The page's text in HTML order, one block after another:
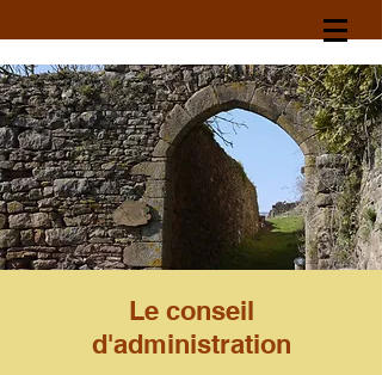
Le conseil
d'administration